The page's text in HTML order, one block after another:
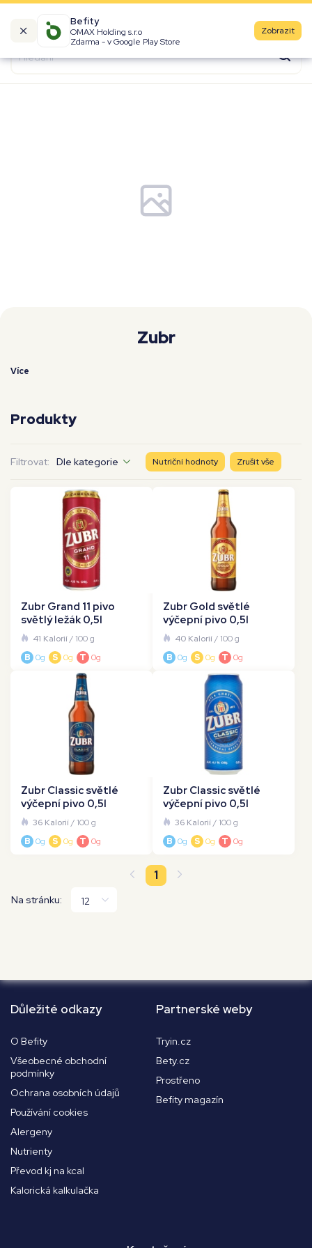
Befity
OMAX Holding s.r.o
Zdarma - v Google Play Store
Zobrazit
Kalorické tabulky
Zubr
Více
Produkty
Filtrovat: Dle kategorie Nutriční hodnoty Zrušit vše
Zubr Grand 11 pivo
světlý ležák 0,5l
41 Kalorií/ 100 g
B 0g S 0g T 0g
Zubr Gold světlé
výčepní pivo 0,5l
40 Kalorií/ 100 g
B 0g S 0g T 0g
Zubr Classic světlé
výčepní pivo 0,5l
36 Kalorií/ 100 g
B 0g S 0g T 0g
Zubr Classic světlé
výčepní pivo 0,5l
36 Kalorií/ 100 g
B 0g S 0g T 0g
1
Na stránku:
Důležité odkazy
O Befity
Všeobecné obchodní
podmínky
Ochrana osobních údajů
Používání cookies
Alergeny
Nutrienty
Převod kj na kcal
Kalorická kalkulačka
Partnerské weby
Tryin.cz
Bety.cz
Prostřeno
Befity magazín